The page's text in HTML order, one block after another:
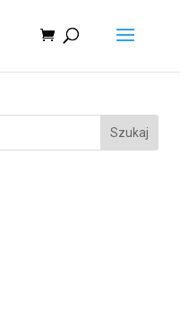
Szukaj